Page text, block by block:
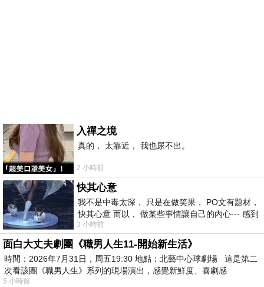
入禪之境
真的， 太靠近， 我也尿不出。
2 小時前
快其心意
我不是中毒太深， 只是在做笑果， PO文有題材，
快其心意 而以， 做某些事情讓自己的內心--- 感到
愉快。
3 小時前
面白大丈夫劇團《職男人生11-開始新生活》
時間：2026年7月31日，周五19:30 地點：北藝中心球劇場 這是第二
次看該團《職男人生》系列的現場演出，感覺新鮮度、喜劇感
5 小時前